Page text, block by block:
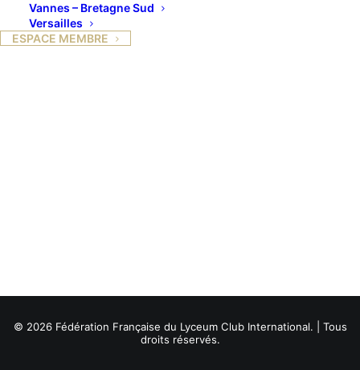
Vannes – Bretagne Sud
Versailles
ESPACE MEMBRE
© 2026 Fédération Française du Lyceum Club International. | Tous
droits réservés.